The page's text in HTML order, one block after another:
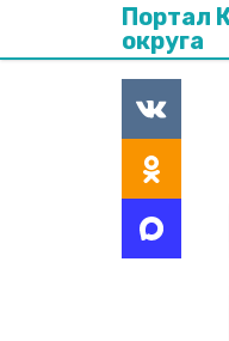
Портал
округа